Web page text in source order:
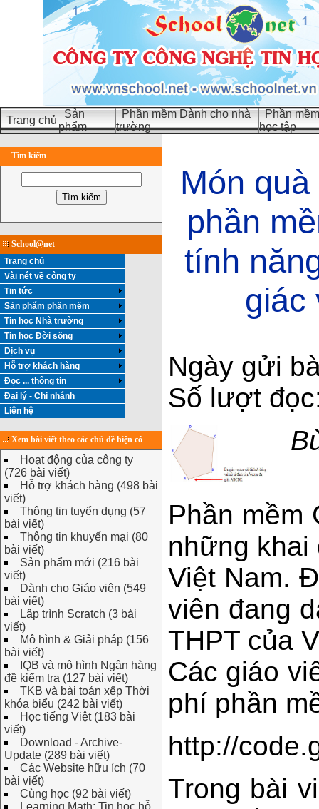
Trang chủ
Sản
phẩm
Phần mềm Dành cho nhà
trường
Phần
học tập
Tìm kiếm
School@net
Trang chủ
Vài nét về công ty
Tin tức
Sản phẩm phần mềm
Tin học Nhà trường
Tin học Đời sống
Dịch vụ
Hỗ trợ khách hàng
Đọc ... thông tin
Đại lý - Chi nhánh
Liên hệ
Xem bài viết theo các chủ đề hiện có
Hoạt động của công ty
(726 bài viết)
Hỗ trợ khách hàng (498 bài
viết)
Thông tin tuyển dụng (57
bài viết)
Thông tin khuyến mại (80
bài viết)
Sản phẩm mới (216 bài
viết)
Dành cho Giáo viên (549
bài viết)
Lập trình Scratch (3 bài
viết)
Mô hình & Giải pháp (156
bài viết)
IQB và mô hình Ngân hàng
đề kiểm tra (127 bài viết)
TKB và bài toán xếp Thời
khóa biểu (242 bài viết)
Học tiếng Việt (183 bài
viết)
Download - Archive-
Update (289 bài viết)
Các Website hữu ích (70
bài viết)
Cùng học (92 bài viết)
Learning Math: Tin học hỗ
Món
phần
tính
giác
Ngày gửi
Số lượt
Phần mềm
những khai
Việt Nam.
viên đang
THPT của
Các giáo
phí phần
http://
Trong bài